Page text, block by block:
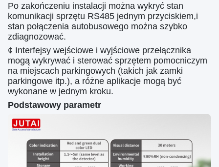
Po zakończeniu instalacji można wykryć stan
komunikacji sprzętu RS485 jednym przyciskiem,i
stan połączenia autobusowego można szybko
zdiagnozować.
¢ Interfejsy wejściowe i wyjściowe przełącznika
mogą wykrywać i sterować sprzętem pomocniczym
na miejscach parkingowych (takich jak zamki
parkingowe itp.), a różne aplikacje mogą być
wykonane w jednym kroku.
Podstawowy parametr